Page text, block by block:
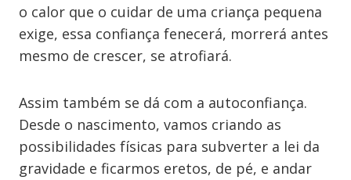
o calor que o cuidar de uma criança pequena
exige, essa confiança fenecerá, morrerá antes
mesmo de crescer, se atrofiará.
Assim também se dá com a autoconfiança.
Desde o nascimento, vamos criando as
possibilidades físicas para subverter a lei da
gravidade e ficarmos eretos, de pé, e andar